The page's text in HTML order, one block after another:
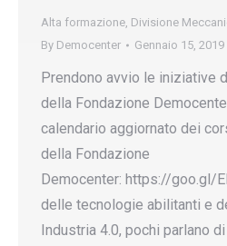
Alta formazione, Divisione
By Democenter Gennaio 15, 2019
Prendono avvio le iniziative
della Fondazione
calendario aggiornato dei
della Fondazione
Democenter: https://goo.gl/
delle tecnologie abilitanti e
Industria 4.0, pochi parlano